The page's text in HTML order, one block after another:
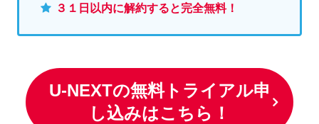
３１日以内に解約すると完全無料！
U-NEXTの無料トライアル申
し込みはこちら！